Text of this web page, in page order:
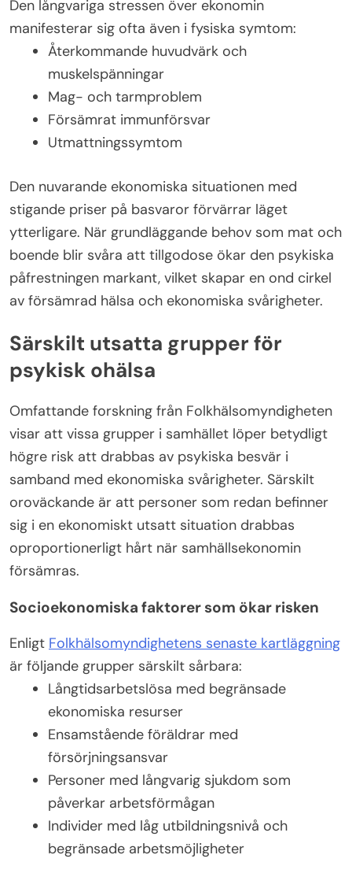
Den långvariga stressen över ekonomin
manifesterar sig ofta även i fysiska symtom:
Återkommande huvudvärk och
muskelspänningar
Mag- och tarmproblem
Försämrat immunförsvar
Utmattningssymtom
Den nuvarande ekonomiska situationen med
stigande priser på basvaror förvärrar läget
ytterligare. När grundläggande behov som mat och
boende blir svåra att tillgodose ökar den psykiska
påfrestningen markant, vilket skapar en ond cirkel
av försämrad hälsa och ekonomiska svårigheter.
Särskilt utsatta grupper för
psykisk ohälsa
Omfattande forskning från Folkhälsomyndigheten
visar att vissa grupper i samhället löper betydligt
högre risk att drabbas av psykiska besvär i
samband med ekonomiska svårigheter. Särskilt
oroväckande är att personer som redan befinner
sig i en ekonomiskt utsatt situation drabbas
oproportionerligt hårt när samhällsekonomin
försämras.
Socioekonomiska faktorer som ökar risken
Enligt Folkhälsomyndighetens senaste kartläggning
är följande grupper särskilt sårbara:
Långtidsarbetslösa med begränsade
ekonomiska resurser
Ensamstående föräldrar med
försörjningsansvar
Personer med långvarig sjukdom som
påverkar arbetsförmågan
Individer med låg utbildningsnivå och
begränsade arbetsmöjligheter